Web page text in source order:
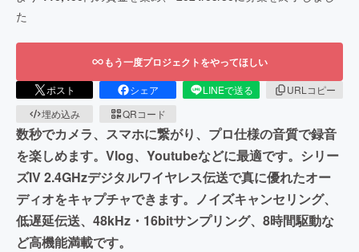
た
もう一度プロジェクトをやってほしい
ポスト シェア LINEで送る
URLコピー
埋め込み
QRコード
数秒でカメラ、スマホに繋がり、プロ仕様の音質で録音
を楽しめます。Vlog、Youtubeなどに最適です。シリー
ズIV 2.4GHzデジタルワイヤレス伝送で真に優れたオー
ディオをキャプチャできます。ノイズキャンセリング、
低遅延伝送、48kHz・16bitサンプリング、8時間駆動な
ど高機能満載です。